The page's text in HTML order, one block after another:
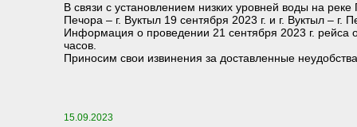
В связи с установлением низких уровней воды на
Печора – г. Вуктыл 19 сентября 2023 г. и г. Вуктыл – г.
Информация о проведении 21 сентября 2023 г. рейса
часов.
Приносим свои извинения за доставленные
15.09.2023